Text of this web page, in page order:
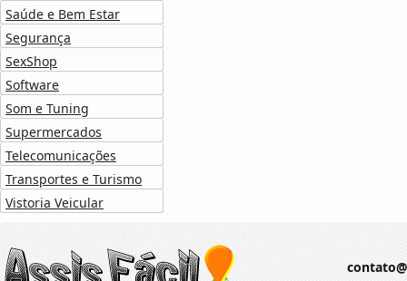
Saúde e Bem Estar
Segurança
SexShop
Software
Som e Tuning
Supermercados
Telecomunicações
Transportes e Turismo
Vistoria Veicular